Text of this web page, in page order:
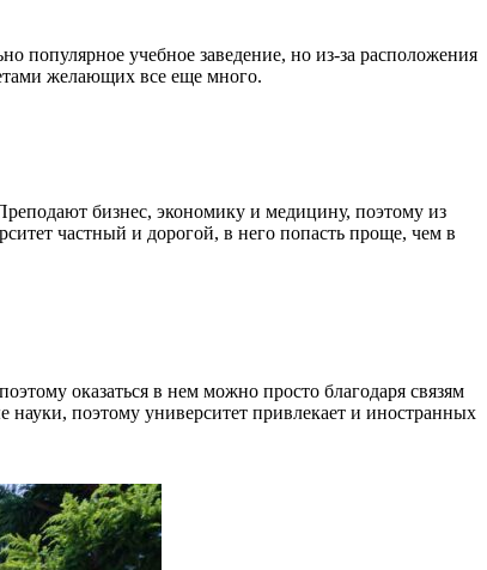
популярное учебное заведение, но из-за расположения
желающих все еще много.
бизнес, экономику и медицину, поэтому из
частный и дорогой, в него попасть проще, чем в
оказаться в нем можно просто благодаря связям
поэтому университет привлекает и иностранных